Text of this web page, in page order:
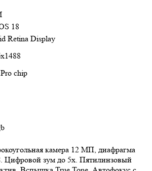
18
Retina Display
chip
камера 12 МП, диафрагма
Цифровой зум до 5x. Пятилинзовый